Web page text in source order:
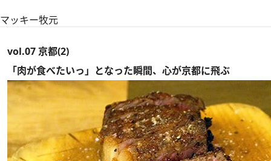
マッキー牧元
vol.07 京都(2)
「肉が食べたいっ」となった瞬間、心が京都に飛ぶ